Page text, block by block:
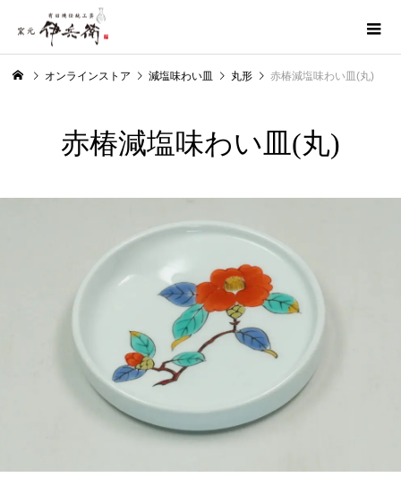
オンラインストア 減塩味わい皿 丸形 赤椿減塩味わい皿(丸)
赤椿減塩味わい皿(丸)